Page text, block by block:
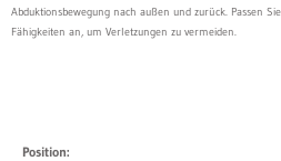
Abduktionsbewegung nach außen und zurück. Passen
Fähigkeiten an, um Verletzungen zu vermeiden.
Position: